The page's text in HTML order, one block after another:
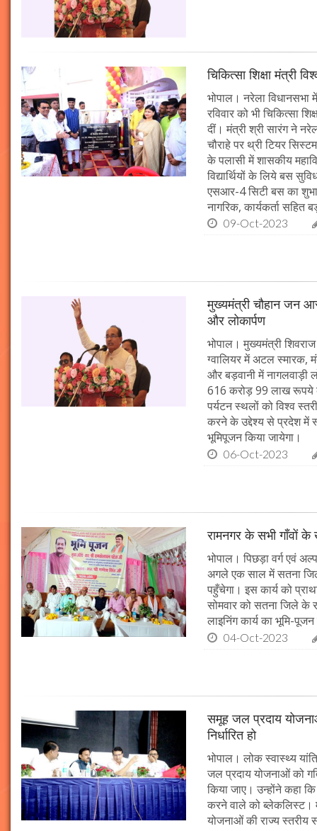
चिकित्सा शिक्षा मंत्री
भोपाल। नरेला विधानसभा
रविवार को भी चिकित्सा
दीं। मंत्री श्री सारंग ने
चौराहे पर थ्री टियर
के पलासी में शासकीय
विद्यार्थियों के लिये बस
एसआर-4 सिटी बस का
नागरिक, कार्यकर्ता सहित
09-Oct-2023
मुख्यमंत्री चौहान जन
और लोकार्पण
भोपाल। मुख्यमंत्री
ग्वालियर में अटल स्मारक,
और बड़वानी में
616 करोड़ 99 लाख रूपये
पर्यटन स्थलों को विश्व
करने के उद्देश्य से प्रदेश में
भूमिपूजन किया जायेगा।
06-Oct-2023
रामनगर के सभी गाँवों
भोपाल। पिछड़ा वर्ग एवं
अगले एक साल में सतना
पहुँचेगा। इस कार्य को
सोमवार को सतना जिले के
लाइनिंग कार्य का भूमि-
04-Oct-2023
समूह जल प्रदाय
निर्धारित हो
भोपाल। लोक स्वास्थ्य
जल प्रदाय योजनाओं को
किया जाए। उन्होंने कहा
करने वाले को ब्लेकलिस्ट।
योजनाओं की राज्य स्तरीय